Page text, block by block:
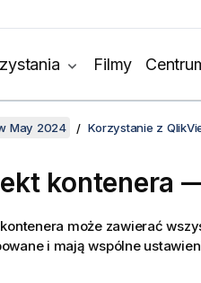
Filmy
May 2024 Korzystanie z
kontenera
może zawierać
i mają wspólne